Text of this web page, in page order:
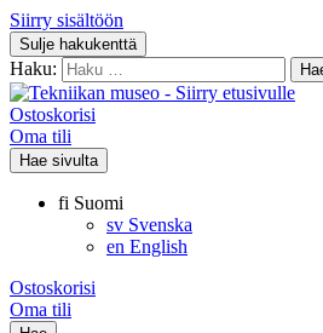
Siirry sisältöön
Sulje hakukenttä
Haku:
Ostoskorisi
Oma tili
Hae sivulta
fi Suomi
sv Svenska
en English
Ostoskorisi
Oma tili